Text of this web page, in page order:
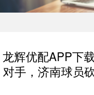
龙辉优配APP下
对手，济南球员